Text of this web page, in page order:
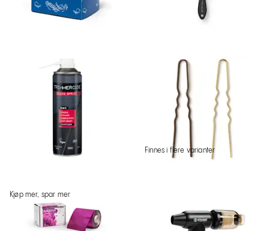
Finnes i flere varianter
Kjøp mer, spar mer